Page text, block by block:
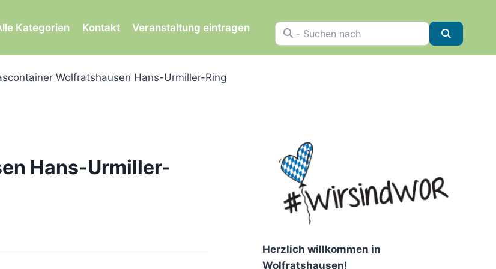
Kategorien Kontakt Veranstaltung eintragen - Suchen nach
Wolfratshausen Hans-Urmiller-Ring
Hans-Urmiller-
Herzlich willkommen in
Wolfratshausen!